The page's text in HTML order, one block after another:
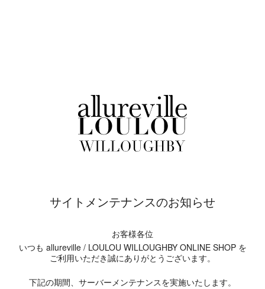
サイトメンテナンスのお知らせ
お客様各位
いつも allureville / LOULOU WILLOUGHBY ONLINE SHOP を
ご利用いただき誠にありがとうございます。
下記の期間、サーバーメンテナンスを実施いたします。